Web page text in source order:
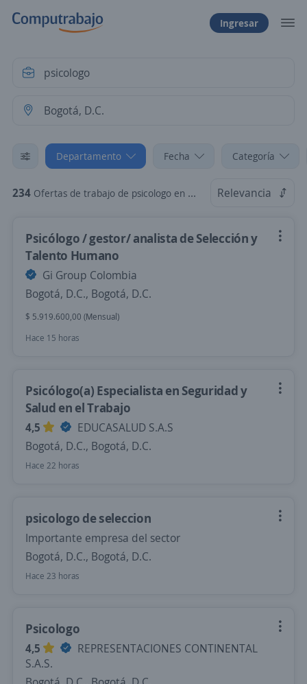
Ingresar
Departamento Fecha Categoría
234 Ofertas de trabajo de psicologo en Bogotá, D.C. Relevancia
Psicólogo / gestor/ analista de Selección y
Talento Humano
Gi Group Colombia
Bogotá, D.C., Bogotá, D.C.
$ 5.919.600,00 (Mensual)
Hace 15 horas
Psicólogo(a) Especialista en Seguridad y
Salud en el Trabajo
4,5
EDUCASALUD S.A.S
Bogotá, D.C., Bogotá, D.C.
Hace 22 horas
psicologo de seleccion
Importante empresa del sector
Bogotá, D.C., Bogotá, D.C.
Hace 23 horas
Psicologo
4,5
REPRESENTACIONES CONTINENTAL
S.A.S.